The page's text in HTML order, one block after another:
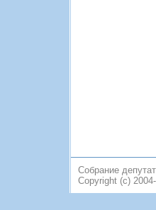
Собрание
Copyright (c)